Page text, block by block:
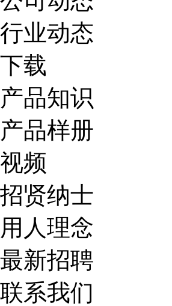
行业动态
下载
产品知识
产品样册
视频
招贤纳士
用人理念
最新招聘
联系我们